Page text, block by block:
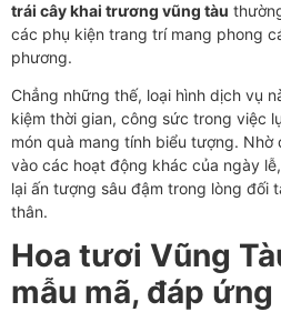
trái cây khai trương vũng tàu
các phụ kiện trang trí mang phong
phương.
Chẳng những thế, loại hình dịch vụ
kiệm thời gian, công sức trong việc
món quà mang tính biểu tượng.
vào các hoạt động khác của ngày
lại ấn tượng sâu đậm trong lòng đối
thân.
Hoa tươi Vũng
mẫu mã, đáp